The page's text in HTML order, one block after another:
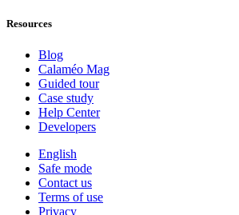
Resources
Blog
Calaméo Mag
Guided tour
Case study
Help Center
Developers
English
Safe mode
Contact us
Terms of use
Privacy